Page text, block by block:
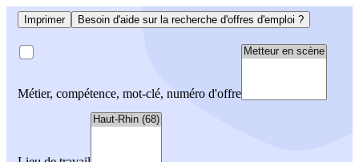
Imprimer Besoin d'aide sur la recherche d'offres d'emploi ?
Métier, compétence, mot-clé, numéro d'offre